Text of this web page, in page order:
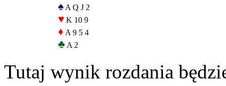
♠ A Q J 2
♥ K 10 9
♦ A 9 5 4
♣ A 2
Tutaj wynik rozdania